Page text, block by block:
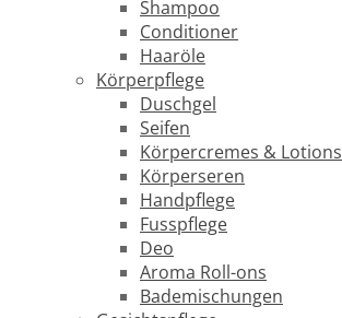
Shampoo
Conditioner
Haaröle
Körperpflege
Duschgel
Seifen
Körpercremes & Lotions
Körperseren
Handpflege
Fusspflege
Deo
Aroma Roll-ons
Bademischungen